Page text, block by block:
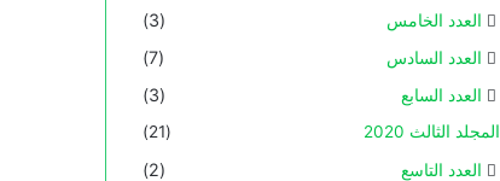
العدد الخامس
(3)
العدد السادس
(7)
العدد السابع
(3)
المجلد الثالث 2020 (21)
العدد التاسع
(2)